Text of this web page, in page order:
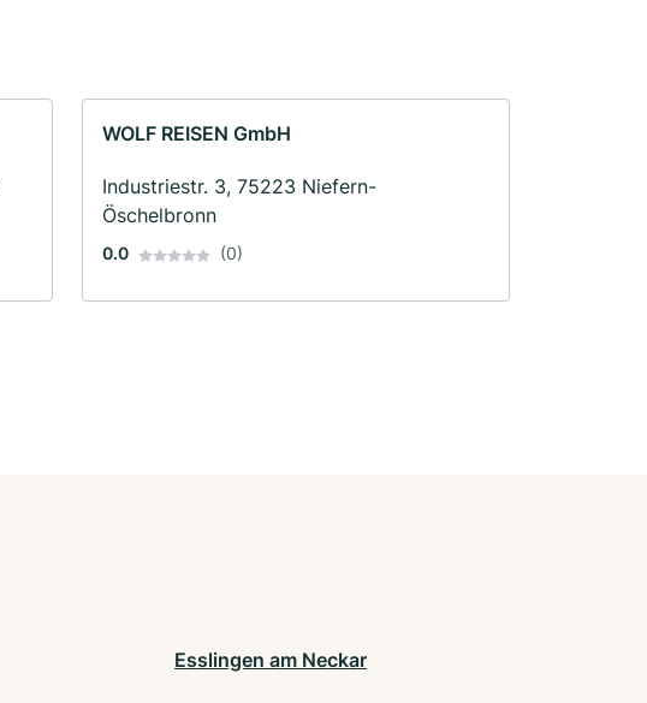
WOLF REISEN GmbH
Industriestr. 3, 75223 Niefern-
Öschelbronn
0.0 (0)
Esslingen am Neckar